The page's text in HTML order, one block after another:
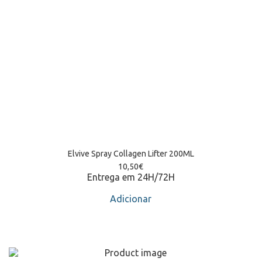
Elvive Spray Collagen Lifter 200ML
10,50€
Entrega em 24H/72H
Adicionar